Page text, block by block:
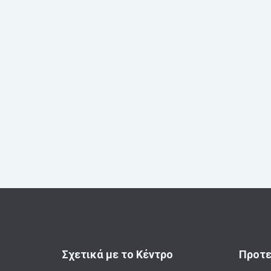
Σχετικά με το Κέντρο